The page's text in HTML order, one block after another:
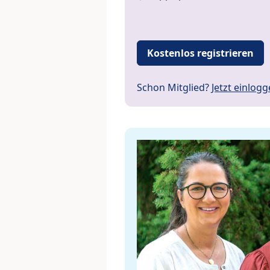
Kostenlos registrieren
Schon Mitglied? Jetzt